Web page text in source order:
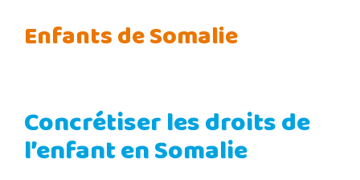
Enfants de Somalie
Concrétiser les droits de
l’enfant en Somalie